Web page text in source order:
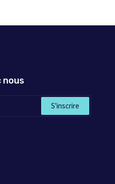
nous
S'inscrire